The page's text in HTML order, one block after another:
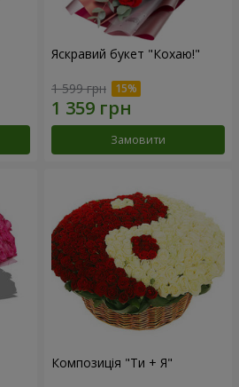
Яскравий букет "Кохаю!"
1 599 грн
Замовити
Композиція "Ти + Я"